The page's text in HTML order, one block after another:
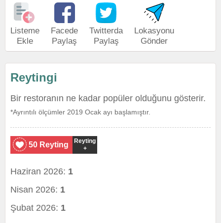
Listeme
Ekle
Facede
Paylaş
Twitterda
Paylaş
Lokasyonu
Gönder
Reytingi
Bir restoranın ne kadar popüler olduğunu gösterir.
*Ayrıntılı ölçümler 2019 Ocak ayı başlamıştır.
50 Reyting
Reyting
+
Haziran 2026: 1
Nisan 2026: 1
Şubat 2026: 1